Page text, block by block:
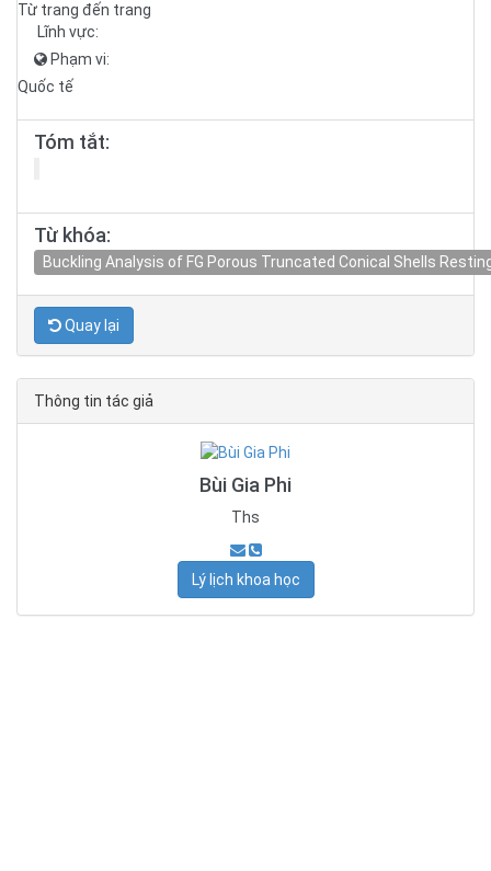
Từ trang đến trang
Lĩnh vực:
Phạm vi:
Quốc tế
Tóm tắt:
Từ khóa:
Buckling Analysis of FG Porous Truncated Conical Shells
Quay lại
Thông tin tác giả
Bùi Gia Phi
Ths
Lý lịch khoa học